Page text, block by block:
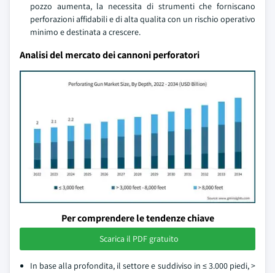
pozzo aumenta, la necessita di strumenti che forniscano
perforazioni affidabili e di alta qualita con un rischio operativo
minimo e destinata a crescere.
Analisi del mercato dei cannoni perforatori
Per comprendere le tendenze chiave
Scarica il PDF gratuito
In base alla profondita, il settore e suddiviso in ≤ 3.000 piedi, >